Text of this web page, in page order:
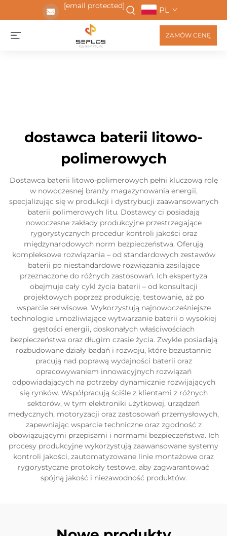
[email protected] PL
ZAMÓW CENĘ
dostawca baterii litowo-
polimerowych
Dostawca baterii litowo-polimerowych pełni kluczową rolę
w nowoczesnej branży magazynowania energii,
specjalizując się w produkcji i dystrybucji zaawansowanych
baterii polimerowych litu. Dostawcy ci posiadają
nowoczesne zakłady produkcyjne przestrzegające
rygorystycznych procedur kontroli jakości oraz
międzynarodowych norm bezpieczeństwa. Oferują
kompleksowe rozwiązania – od standardowych zestawów
baterii po niestandardowe rozwiązania zasilające
przeznaczone do różnych zastosowań. Ich ekspertyza
obejmuje cały cykl życia baterii – od konsultacji
projektowych poprzez produkcję, testowanie, aż po
wsparcie serwisowe. Wykorzystują najnowocześniejsze
technologie umożliwiające wytwarzanie baterii o wysokiej
gęstości energii, doskonałych właściwościach
bezpieczeństwa oraz długim czasie życia. Zwykle posiadają
rozbudowane działy badań i rozwoju, które bezustannie
pracują nad poprawą wydajności baterii oraz
opracowywaniem innowacyjnych rozwiązań
odpowiadających na potrzeby dynamicznie rozwijających
się rynków. Współpracują ściśle z klientami z różnych
sektorów, w tym elektroniki użytkowej, urządzeń
medycznych, motoryzacji oraz zastosowań przemysłowych,
zapewniając wsparcie techniczne oraz zgodność z
obowiązującymi przepisami i normami bezpieczeństwa. Ich
procesy produkcyjne wykorzystują zaawansowane systemy
kontroli jakości, zautomatyzowane linie montażowe oraz
rygorystyczne protokoły testowe, aby zagwarantować
spójną jakość i niezawodność produktów.